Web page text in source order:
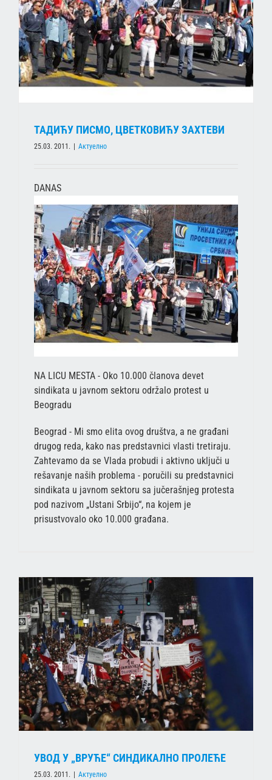
ТАДИЋУ ПИСМО, ЦВЕТКОВИЋУ ЗАХТЕВИ
25.03. 2011. Актуелно
DANAS
NA LICU MESTA - Oko 10.000 članova devet
sindikata u javnom sektoru održalo protest u
Beogradu
Beograd - Mi smo elita ovog društva, a ne građani
drugog reda, kako nas predstavnici vlasti tretiraju.
Zahtevamo da se Vlada probudi i aktivno uključi u
rešavanje naših problema - poručili su predstavnici
sindikata u javnom sektoru sa jučerašnjeg protesta
pod nazivom „Ustani Srbijo“, na kojem je
prisustvovalo oko 10.000 građana.
УВОД У „ВРУЋЕ“ СИНДИКАЛНО ПРОЛЕЋЕ
25.03. 2011. Актуелно